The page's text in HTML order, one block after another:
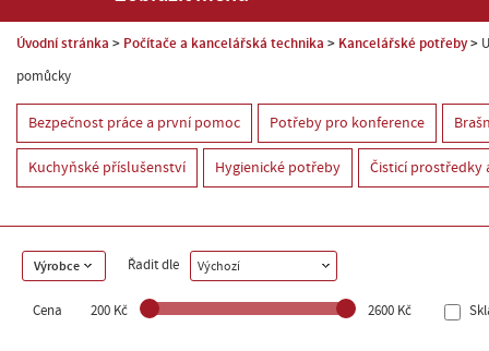
Úvodní stránka Počítače a kancelářská technika Kancelářské potřeby
pomůcky
Bezpečnost práce a první pomoc Potřeby pro konference
Kuchyňské příslušenství Hygienické potřeby Čisticí prostředky
Výrobce Řadit dle Výchozí
Cena 200 Kč 2600 Kč